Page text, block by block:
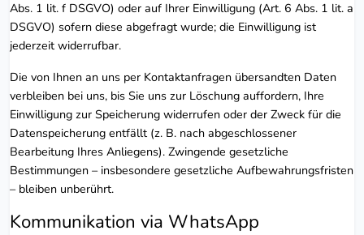
Abs. 1 lit. f DSGVO) oder auf Ihrer Einwilligung (Art. 6 Abs. 1 lit. a
DSGVO) sofern diese abgefragt wurde; die Einwilligung ist
jederzeit widerrufbar.
Die von Ihnen an uns per Kontaktanfragen übersandten Daten
verbleiben bei uns, bis Sie uns zur Löschung auffordern, Ihre
Einwilligung zur Speicherung widerrufen oder der Zweck für die
Datenspeicherung entfällt (z. B. nach abgeschlossener
Bearbeitung Ihres Anliegens). Zwingende gesetzliche
Bestimmungen – insbesondere gesetzliche Aufbewahrungsfristen
– bleiben unberührt.
Kommunikation via WhatsApp